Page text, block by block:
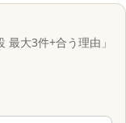
大3件+合う理由」